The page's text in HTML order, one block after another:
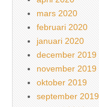
mars 2020
februari 2020
januari 2020
december 2019
november 2019
oktober 2019
september 2019